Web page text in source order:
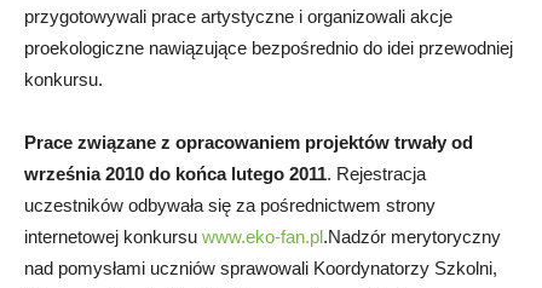
przygotowywali prace artystyczne i organizowali akcje
proekologiczne nawiązujące bezpośrednio do idei przewodniej
konkursu.
Prace związane z opracowaniem projektów trwały od
września 2010 do końca lutego 2011. Rejestracja
uczestników odbywała się za pośrednictwem strony
internetowej konkursu www.eko-fan.pl.Nadzór merytoryczny
nad pomysłami uczniów sprawowali Koordynatorzy Szkolni,